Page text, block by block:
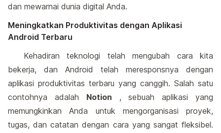
dan mewarnai dunia digital Anda.
Meningkatkan Produktivitas dengan Aplikasi
Android Terbaru
Kehadiran teknologi telah mengubah cara kita
bekerja, dan Android telah meresponsnya dengan
aplikasi produktivitas terbaru yang canggih. Salah satu
contohnya adalah Notion , sebuah aplikasi yang
memungkinkan Anda untuk mengorganisasi proyek,
tugas, dan catatan dengan cara yang sangat fleksibel.